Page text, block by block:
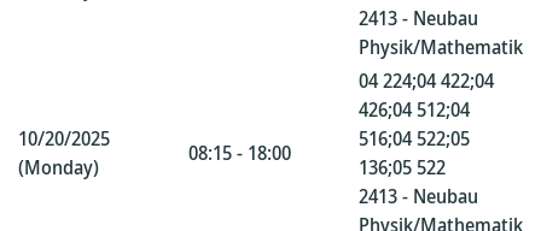
2413 - Neubau
Physik/Mathematik
10/20/2025
(Monday)
08:15 - 18:00
04 224;04 422;04
426;04 512;04
516;04 522;05
136;05 522
2413 - Neubau
Physik/Mathematik